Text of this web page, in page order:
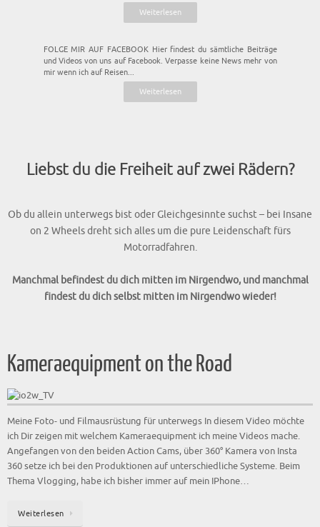
Weiterlesen
FOLGE MIR AUF FACEBOOK Hier findest du sämtliche Beiträge
und Videos von uns auf Facebook. Verpasse keine News mehr von
mir wenn ich auf Reisen...
Weiterlesen
Liebst du die Freiheit auf zwei Rädern?
Ob du allein unterwegs bist oder Gleichgesinnte suchst – bei Insane
on 2 Wheels dreht sich alles um die pure Leidenschaft fürs
Motorradfahren.
Manchmal befindest du dich mitten im Nirgendwo, und manchmal
findest du dich selbst mitten im Nirgendwo wieder!
Kameraequipment on the Road
Meine Foto- und Filmausrüstung für unterwegs In diesem Video möchte
ich Dir zeigen mit welchem Kameraequipment ich meine Videos mache.
Angefangen von den beiden Action Cams, über 360° Kamera von Insta
360 setze ich bei den Produktionen auf unterschiedliche Systeme. Beim
Thema Vlogging, habe ich bisher immer auf mein IPhone…
Weiterlesen